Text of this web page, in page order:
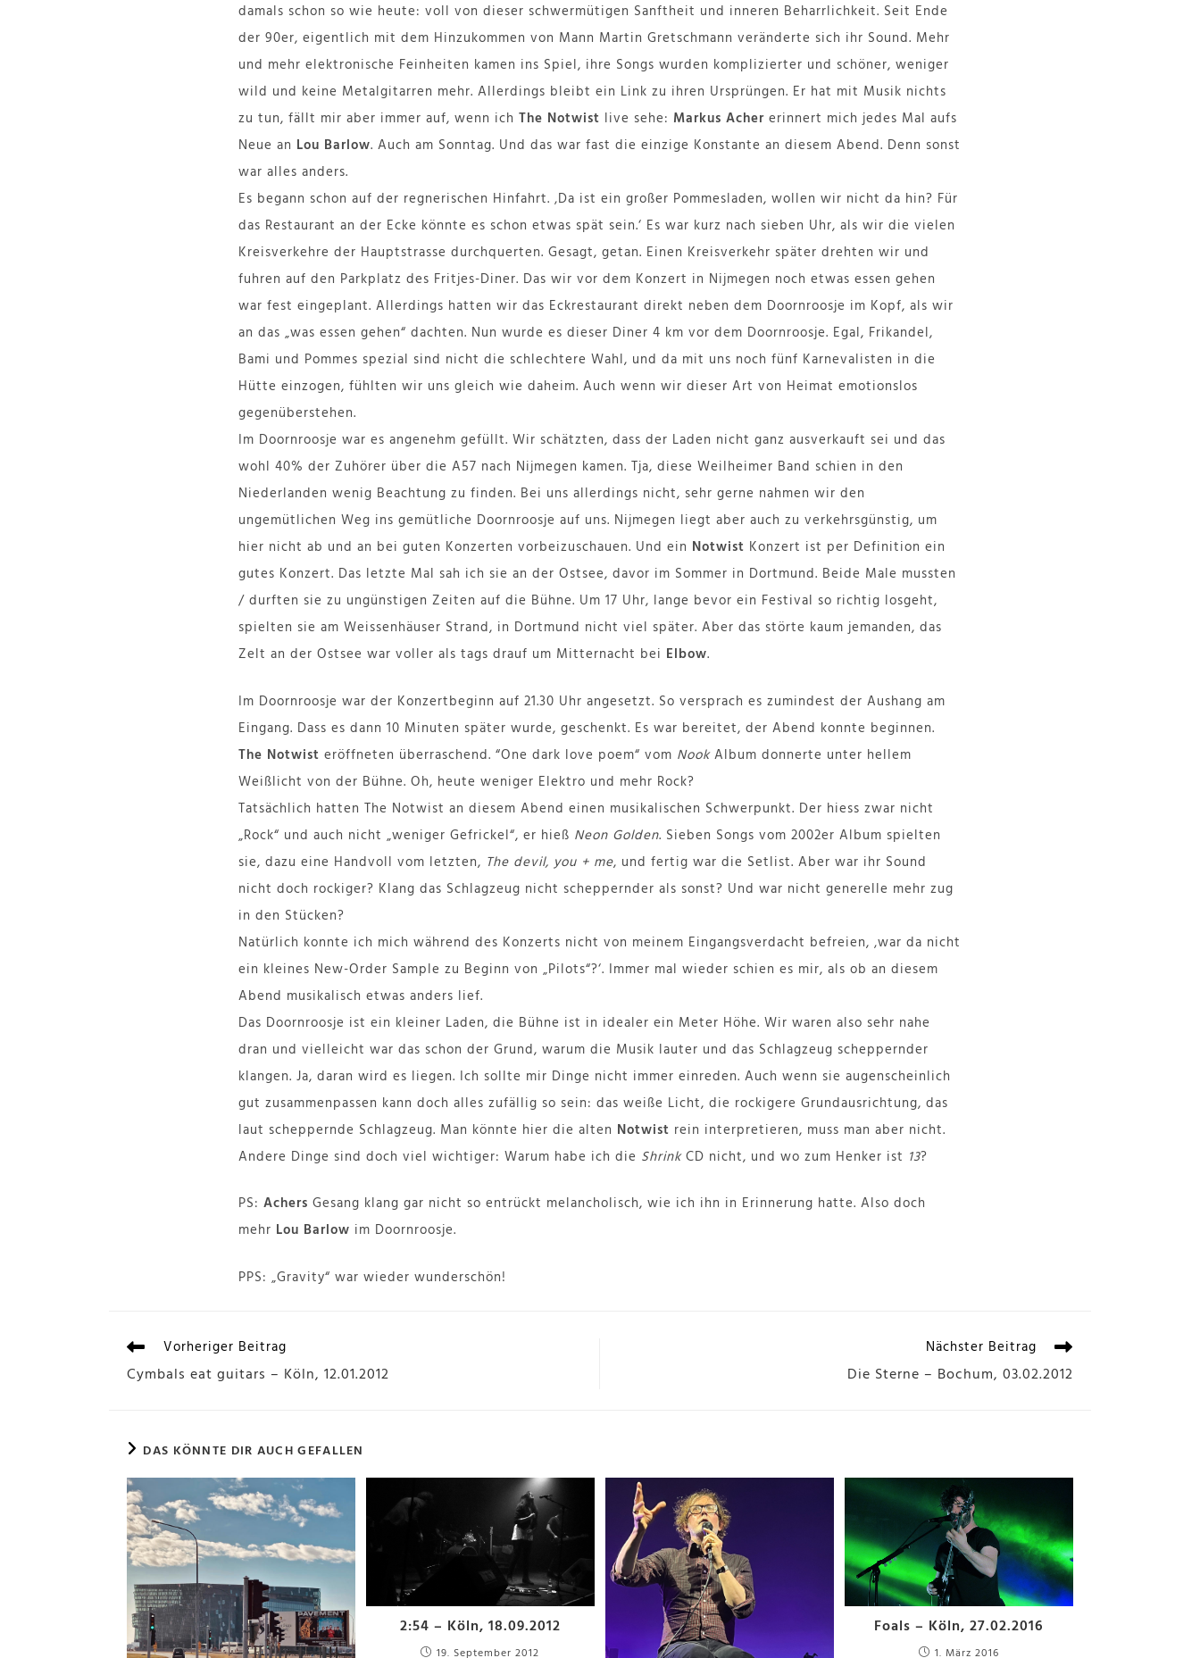
damals schon so wie heute: voll von dieser schwermütigen Sanftheit und inneren Beharrlichkeit. Seit Ende
der 90er, eigentlich mit dem Hinzukommen von Mann Martin Gretschmann veränderte sich ihr Sound. Mehr
und mehr elektronische Feinheiten kamen ins Spiel, ihre Songs wurden komplizierter und schöner, weniger
wild und keine Metalgitarren mehr. Allerdings bleibt ein Link zu ihren Ursprüngen. Er hat mit Musik nichts
zu tun, fällt mir aber immer auf, wenn ich The Notwist live sehe: Markus Acher erinnert mich jedes Mal aufs
Neue an Lou Barlow. Auch am Sonntag. Und das war fast die einzige Konstante an diesem Abend. Denn sonst
war alles anders.
Es begann schon auf der regnerischen Hinfahrt. ‚Da ist ein großer Pommesladen, wollen wir nicht da hin? Für
das Restaurant an der Ecke könnte es schon etwas spät sein.‘ Es war kurz nach sieben Uhr, als wir die vielen
Kreisverkehre der Hauptstrasse durchquerten. Gesagt, getan. Einen Kreisverkehr später drehten wir und
fuhren auf den Parkplatz des Fritjes-Diner. Das wir vor dem Konzert in Nijmegen noch etwas essen gehen
war fest eingeplant. Allerdings hatten wir das Eckrestaurant direkt neben dem Doornroosje im Kopf, als wir
an das „was essen gehen“ dachten. Nun wurde es dieser Diner 4 km vor dem Doornroosje. Egal, Frikandel,
Bami und Pommes spezial sind nicht die schlechtere Wahl, und da mit uns noch fünf Karnevalisten in die
Hütte einzogen, fühlten wir uns gleich wie daheim. Auch wenn wir dieser Art von Heimat emotionslos
gegenüberstehen.
Im Doornroosje war es angenehm gefüllt. Wir schätzten, dass der Laden nicht ganz ausverkauft sei und das
wohl 40% der Zuhörer über die A57 nach Nijmegen kamen. Tja, diese Weilheimer Band schien in den
Niederlanden wenig Beachtung zu finden. Bei uns allerdings nicht, sehr gerne nahmen wir den
ungemütlichen Weg ins gemütliche Doornroosje auf uns. Nijmegen liegt aber auch zu verkehrsgünstig, um
hier nicht ab und an bei guten Konzerten vorbeizuschauen. Und ein Notwist Konzert ist per Definition ein
gutes Konzert. Das letzte Mal sah ich sie an der Ostsee, davor im Sommer in Dortmund. Beide Male mussten
/ durften sie zu ungünstigen Zeiten auf die Bühne. Um 17 Uhr, lange bevor ein Festival so richtig losgeht,
spielten sie am Weissenhäuser Strand, in Dortmund nicht viel später. Aber das störte kaum jemanden, das
Zelt an der Ostsee war voller als tags drauf um Mitternacht bei Elbow.
Im Doornroosje war der Konzertbeginn auf 21.30 Uhr angesetzt. So versprach es zumindest der Aushang am
Eingang. Dass es dann 10 Minuten später wurde, geschenkt. Es war bereitet, der Abend konnte beginnen.
The Notwist eröffneten überraschend. “One dark love poem“ vom NookAlbum donnerte unter hellem
Weißlicht von der Bühne. Oh, heute weniger Elektro und mehr Rock?
Tatsächlich hatten The Notwist an diesem Abend einen musikalischen Schwerpunkt. Der hiess zwar nicht
„Rock“ und auch nicht „weniger Gefrickel“, er hieß Neon Golden. Sieben Songs vom 2002er Album spielten
sie, dazu eine Handvoll vom letzten, The devil, you + me, und fertig war die Setlist. Aber war ihr Sound
nicht doch rockiger? Klang das Schlagzeug nicht scheppernder als sonst? Und war nicht generelle mehr zug
in den Stücken?
Natürlich konnte ich mich während des Konzerts nicht von meinem Eingangsverdacht befreien, ‚war da nicht
ein kleines New-Order Sample zu Beginn von „Pilots“?‘. Immer mal wieder schien es mir, als ob an diesem
Abend musikalisch etwas anders lief.
Das Doornroosje ist ein kleiner Laden, die Bühne ist in idealer ein Meter Höhe. Wir waren also sehr nahe
dran und vielleicht war das schon der Grund, warum die Musik lauter und das Schlagzeug scheppernder
klangen. Ja, daran wird es liegen. Ich sollte mir Dinge nicht immer einreden. Auch wenn sie augenscheinlich
gut zusammenpassen kann doch alles zufällig so sein: das weiße Licht, die rockigere Grundausrichtung, das
laut scheppernde Schlagzeug. Man könnte hier die alten Notwist rein interpretieren, muss man aber nicht.
Andere Dinge sind doch viel wichtiger: Warum habe ich die ShrinkCD nicht, und wo zum Henker ist 13?
PS: Achers Gesang klang gar nicht so entrückt melancholisch, wie ich ihn in Erinnerung hatte. Also doch
mehr Lou Barlow im Doornroosje.
PPS: „Gravity“ war wieder wunderschön!
Vorheriger Beitrag
Cymbals eat guitars – Köln, 12.01.2012
Nächster Beitrag
Die Sterne – Bochum, 03.02.2012
DAS KÖNNTE DIR AUCH GEFALLEN
2:54 – Köln, 18.09.2012
19. September 2012
Foals – Köln, 27.02.2016
1. März 2016